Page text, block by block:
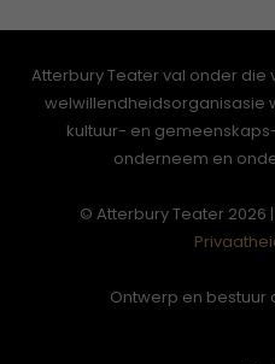
Atterbury Teater val onder die
welwillendheidsorganisasie
kultuur- en
onderneem en
© Atterbury Teater 2026
Ontwerp en bestuur